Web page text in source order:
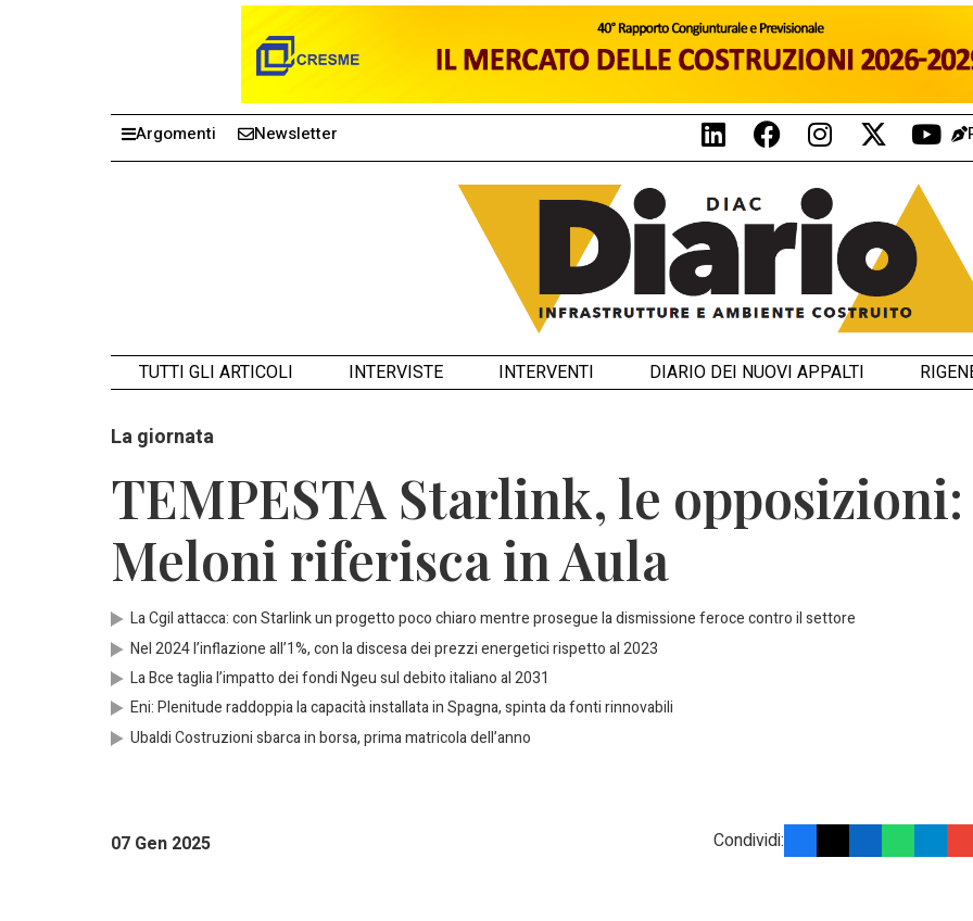
Argomenti Newsletter
TUTTI GLI ARTICOLI INTERVISTE INTERVENTI DIARIO DEI NUOVI APPALTI
La giornata
TEMPESTA Starlink, le opposizioni:
Meloni riferisca in Aula
La Cgil attacca: con Starlink un progetto poco chiaro mentre prosegue la dismissione feroce contro il settore
Nel 2024 l’inflazione all’1%, con la discesa dei prezzi energetici rispetto al 2023
La Bce taglia l’impatto dei fondi Ngeu sul debito italiano al 2031
Eni: Plenitude raddoppia la capacità installata in Spagna, spinta da fonti rinnovabili
Ubaldi Costruzioni sbarca in borsa, prima matricola dell’anno
07 Gen 2025 Condividi: